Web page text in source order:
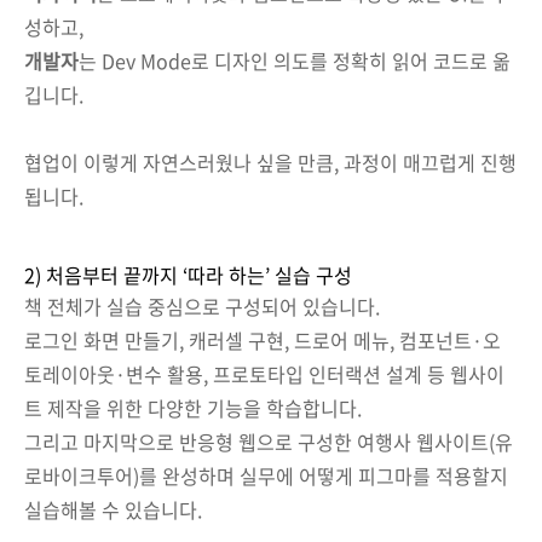
성하고,
개발자는 Dev Mode로 디자인 의도를 정확히 읽어 코드로 옮
깁니다.
협업이 이렇게 자연스러웠나 싶을 만큼, 과정이 매끄럽게 진행
됩니다.
2) 처음부터 끝까지 ‘따라 하는’ 실습 구성
책 전체가 실습 중심으로 구성되어 있습니다.
로그인 화면 만들기, 캐러셀 구현, 드로어 메뉴, 컴포넌트·오
토레이아웃·변수 활용, 프로토타입 인터랙션 설계 등 웹사이
트 제작을 위한 다양한 기능을 학습합니다.
그리고 마지막으로 반응형 웹으로 구성한 여행사 웹사이트(유
로바이크투어)를 완성하며 실무에 어떻게 피그마를 적용할지
실습해볼 수 있습니다.